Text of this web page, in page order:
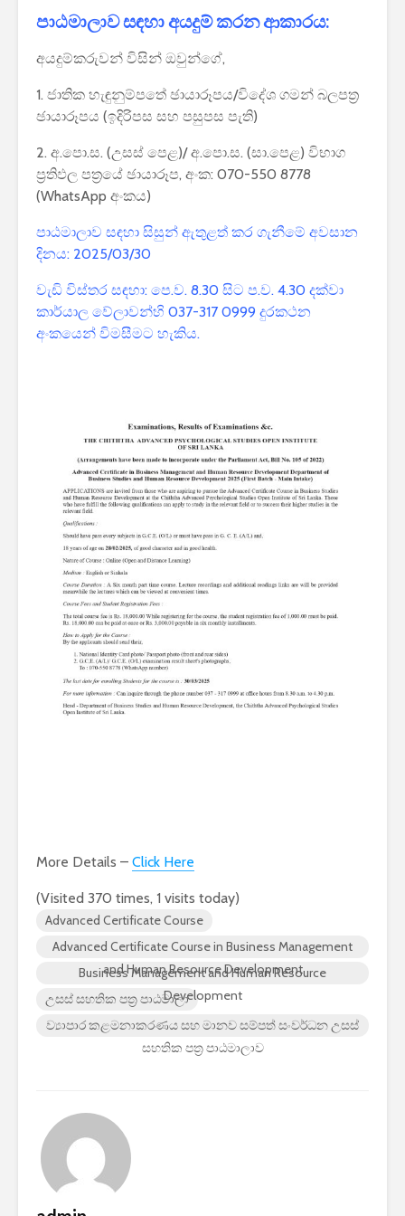
පාඨමාලාව සඳහා අයදුම් කරන ආකාරය:
අයදුම්කරුවන් විසින් ඔවුන්ගේ,
1. ජාතික හැඳුනුම්පතේ ඡායාරූපය/විදේශ ගමන් බලපත්‍ර
ඡායාරූපය (ඉදිරිපස සහ පසුපස පැති)
2. අ.පො.ස. (උසස් පෙළ)/ අ.පො.ස. (සා.පෙළ) විභාග
ප්‍රතිඵල පත්‍රයේ ඡායාරූප, අංක: 070-550 8778
(WhatsApp අංකය)
පාඨමාලාව සඳහා සිසුන් ඇතුළත් කර ගැනීමේ අවසාන
දිනය: 2025/03/30
වැඩි විස්තර සඳහා: පෙ.ව. 8.30 සිට ප.ව. 4.30 දක්වා
කාර්යාල වේලාවන්හි 037-317 0999 දුරකථන
අංකයෙන් විමසීමට හැකිය.
More Details – Click Here
(Visited 370 times, 1 visits today)
Advanced Certificate Course
Advanced Certificate Course in Business Management
and Human Resource Development
Business Management and Human Resource
Development
උසස් සහතික පත්‍ර පාඨමාලා
ව්‍යාපාර කළමනාකරණය සහ මානව සම්පත් සංවර්ධන උසස්
සහතික පත්‍ර පාඨමාලාව